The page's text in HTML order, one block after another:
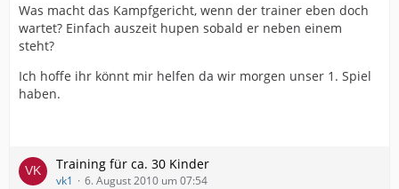
Was macht das Kampfgericht, wenn der trainer eben doch
wartet? Einfach auszeit hupen sobald er neben einem
steht?
Ich hoffe ihr könnt mir helfen da wir morgen unser 1. Spiel
haben.
Training für ca. 30 Kinder
vk1 6. August 2010 um 07:54